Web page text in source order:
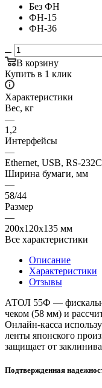
Без ФН
ФН-15
ФН-36
В корзину
Купить в 1 клик
Характеристики
Вес, кг
—
1,2
Интерфейсы
—
Ethernet, USB, RS-232C
Ширина бумаги, мм
—
58/44
Размер
—
200х120х135 мм
Все характеристики
Описание
Характеристики
Отзывы
АТОЛ 55Ф —
чеком (58 мм) и
Онлайн-касса
ленты японского
защищает от
Подтвержденная